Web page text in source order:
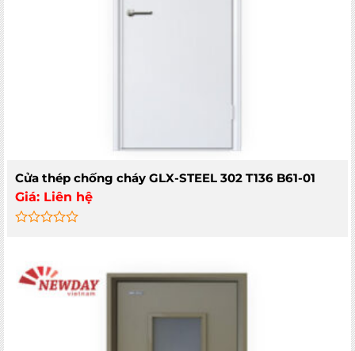
ĐĂNG KÝ NGAY
Cửa thép chống cháy GLX-STEEL 302 T136 B61-01
Giá: Liên hệ
of
5